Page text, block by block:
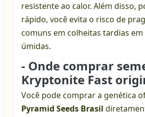
resistente ao calor. Além disso,
rápido, você evita o risco de
comuns em colheitas tardias
úmidas.
- Onde comprar
Kryptonite Fast
Você pode comprar a genética
Pyramid Seeds Brasil